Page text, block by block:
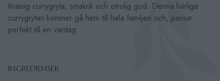
Krämig currygryta, smakrik och otrolig god. Denna härliga
currygrytan kommer gå hem till hela familjen och, passar
perfekt till en vardag.
INGREDIENSER